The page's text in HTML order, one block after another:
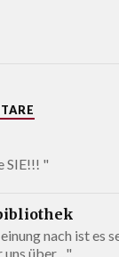
SIE!!! "
nach ist es
uns über ..."